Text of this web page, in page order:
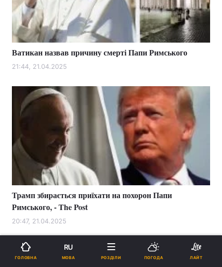
Ватикан назвав причину смерті Папи Римського
21:44, 21.04.2025
Трамп збирається приїхати на похорон Папи
Римського, - The Post
20:47, 21.04.2025
ГОЛОВНА
RU
МОВА РОЗДІЛИ ПОГОДА ЛАЙТ